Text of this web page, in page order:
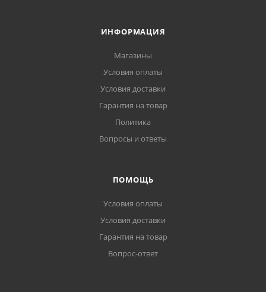
ИНФОРМАЦИЯ
Магазины
Условия оплаты
Условия доставки
Гарантия на товар
Политика
Вопросы и ответы
ПОМОЩЬ
Условия оплаты
Условия доставки
Гарантия на товар
Вопрос-ответ